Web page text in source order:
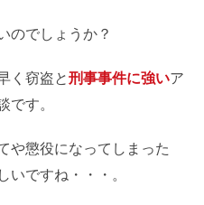
のでしょうか？
く窃盗と刑事事件に強いア
です。
や懲役になってしまった
いですね・・・。